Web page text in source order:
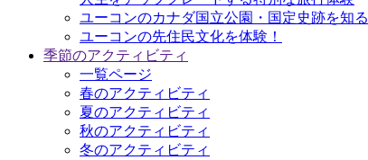
ユーコンのカナダ国立公園・国定史跡を知る
ユーコンの先住民文化を体験！
季節のアクティビティ
一覧ページ
春のアクティビティ
夏のアクティビティ
秋のアクティビティ
冬のアクティビティ